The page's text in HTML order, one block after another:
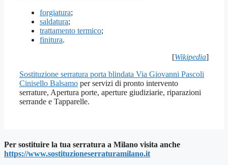
forgiatura;
saldatura;
trattamento termico;
finitura.
[Wikipedia]
Sostituzione serratura porta blindata Via Giovanni Pascoli
Cinisello Balsamo per servizi di pronto intervento
serrature, Apertura porte, aperture giudiziarie, riparazioni
serrande e Tapparelle.
Per sostituire la tua serratura a Milano visita anche
https://www.sostituzioneserraturamilano.it